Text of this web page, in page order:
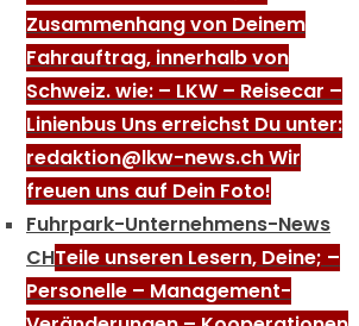
Zusammenhang von Deinem
Fahrauftrag, innerhalb von
Schweiz. wie: – LKW – Reisecar –
Linienbus Uns erreichst Du unter:
redaktion@lkw-news.ch Wir
freuen uns auf Dein Foto!
Fuhrpark-Unternehmens-News
CHTeile unseren Lesern, Deine; –
Personelle – Management-